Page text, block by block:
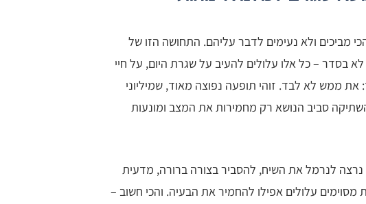
מביכים ולא נעימים לדבר עליהם. התחושה הזו של
בסדר – כל אלו עלולים להעיב על שגרת היום, על חיי
ממש לא לבד. זוהי תופעה נפוצה מאוד, שמיליוני
סביב הנושא רק מחמירות את המצב ומונעות
לנרמל את השיח, להסביר בצורה ברורה, מדעית
מסוימים עלולים אפילו להחמיר את הבעיה. והכי חשוב –